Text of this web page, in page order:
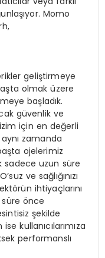
Momo
geliştirmeye
olmak üzere
başladık.
güvenlik ve
için en değerli
zamanda
ojelerimiz
sadece uzun süre
ve sağlığınızı
ihtiyaçlarını
önce
şekilde
kullanıcılarımıza
performanslı